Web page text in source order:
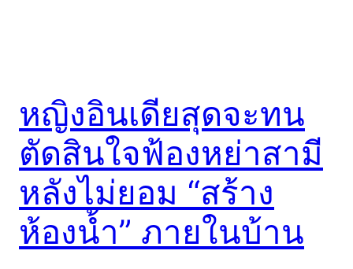
หญิงอินเดียสุดจะทน
ตัดสินใจฟ้องหย่าสามี
หลังไม่ยอม “สร้าง
ห้องน้ำ” ภายในบ้าน